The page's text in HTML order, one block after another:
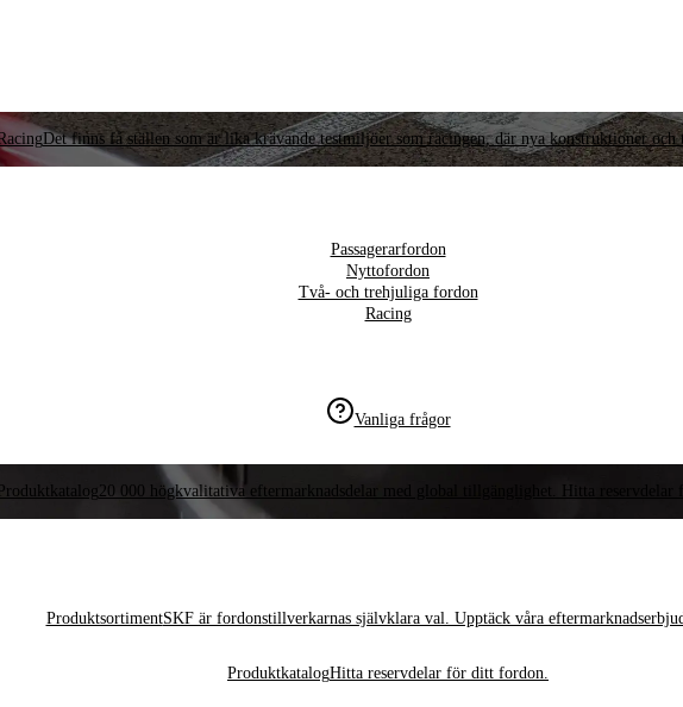
Det finns få ställen som är lika krävande testmiljöer som racingen, där nya konstruktioner och
Passagerarfordon
Nyttofordon
Två- och trehjuliga fordon
Racing
Vanliga frågor
Produktkatalog20 000 högkvalitativa eftermarknadsdelar med global tillgänglighet. Hitta reservdelar
ProduktsortimentSKF är fordonstillverkarnas självklara val. Upptäck våra
ProduktkatalogHitta reservdelar för ditt fordon.